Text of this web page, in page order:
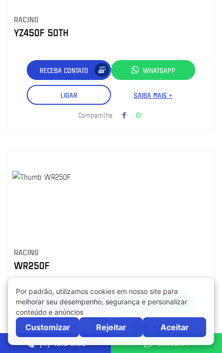
RACING
YZ450F 50TH
RECEBA CONTATO WHATSAPP
LIGAR SAIBA MAIS +
Compartilhe:
RACING
WR250F
RECEBA CONTATO WHATSAPP
LIGAR SAIBA MAIS +
Compartilhe:
(11) 4013-8199 WHATSAPP